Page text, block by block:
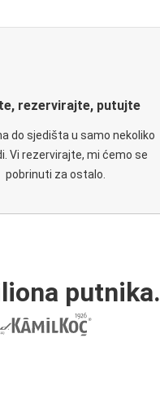
rezervirajte, putujte
do sjedišta u samo nekoliko
Vi rezervirajte, mi ćemo se
pobrinuti za ostalo.
putnika.